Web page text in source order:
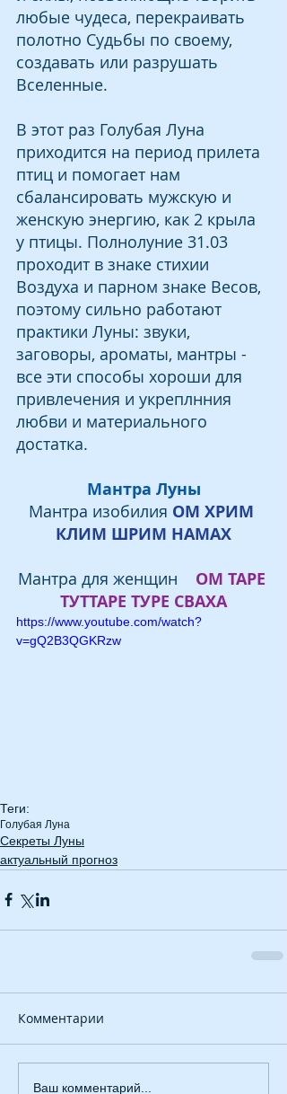
любые чудеса, перекраивать
полотно Судьбы по своему,
создавать или разрушать
Вселенные﻿.
В этот раз Голубая Луна
приходится на период прилета
птиц и помогает нам
сбалансировать мужскую и
женскую энергию, как 2 крыла
у птицы. Полнолуние 31.03
проходит в знаке стихии
Воздуха и парном знаке Весов,
поэтому сильно работают
практики Луны: звуки,
заговоры, ароматы, мантры -
все эти способы хороши для
привлечения и укреплнния
любви и материального
достатка.
Мантра Луны
Мантра изобилия ОM ХРИМ
КЛИМ ШРИМ НАМАХ
Мантра для женщин ОМ ТАРЕ
ТУТТАРЕ ТУРЕ СВАХА
https://www.youtube.com/watch?
v=gQ2B3QGKRzw
Теги:
Голубая Луна
Секреты Луны
актуальный прогноз
Комментарии
Ваш комментарий...